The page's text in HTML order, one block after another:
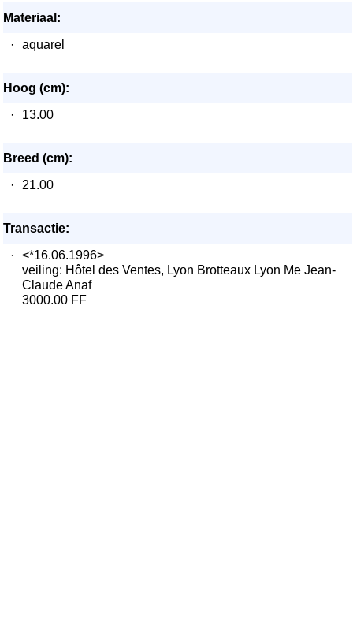
Materiaal:
·
aquarel
Hoog (cm):
·
13.00
Breed (cm):
·
21.00
Transactie:
·
<*16.06.1996>
veiling: Hôtel des Ventes, Lyon Brotteaux Lyon Me Jean-
Claude Anaf
3000.00 FF